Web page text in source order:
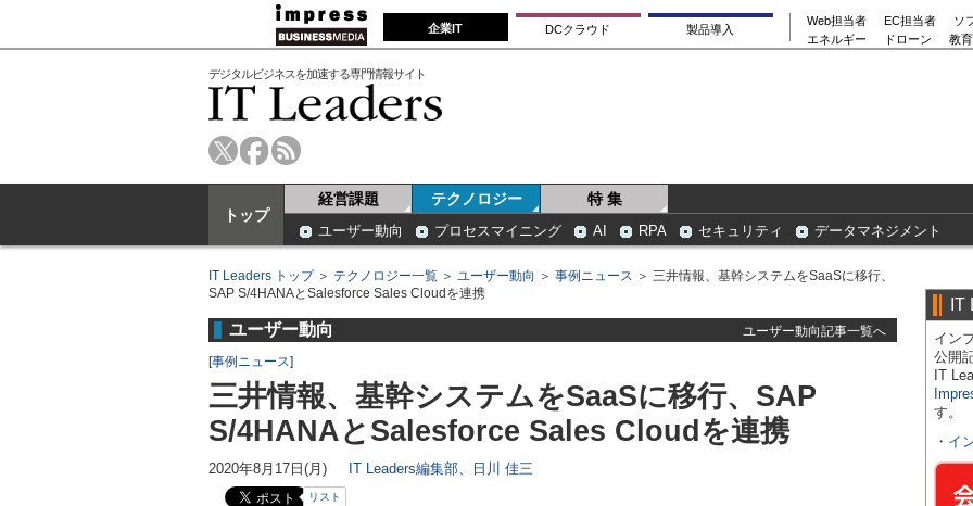
企業IT DCクラウド 製品導入
Web担当者 EC担当者
ソ
エネルギー
ドローン 教
デジタルビジネスを加速する専門情報サイト
トップ
経営課題 テクノロジー 特 集
ユーザー動向 プロセスマイニング AI RPA セキュリティ データマネジメント
IT Leaders トップ＞ テクノロジー一覧 ＞ ユーザー動向 ＞ 事例ニュース ＞ 三井情報、基幹システムをSaaSに移行、
SAP S/4HANAとSalesforce Sales Cloudを連携
ユーザー動向
ユーザー動向記事一覧へ
[事例ニュース]
三井情報、基幹システムをSaaSに移行、SAP
S/4HANAとSalesforce Sales Cloudを連携
2020年8月17日(月) IT Leaders編集部、日川 佳三
リスト
IT
イン
公開
IT
す。
・ イ